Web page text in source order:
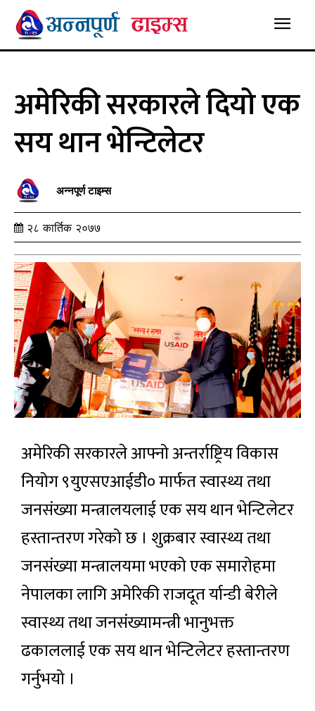
अमेरिकी सरकारले दियो एक
सय थान भेन्टिलेटर
अन्नपूर्ण टाइम्स
२८ कार्तिक २०७७
अमेरिकी सरकारले आफ्नो अन्तर्राष्ट्रिय विकास
नियोग ९युएसएआईडी० मार्फत स्वास्थ्य तथा
जनसंख्या मन्त्रालयलाई एक सय थान भेन्टिलेटर
हस्तान्तरण गरेको छ । शुक्रबार स्वास्थ्य तथा
जनसंख्या मन्त्रालयमा भएको एक समारोहमा
नेपालका लागि अमेरिकी राजदूत र्यान्डी बेरीले
स्वास्थ्य तथा जनसंख्यामन्त्री भानुभक्त
ढकाललाई एक सय थान भेन्टिलेटर हस्तान्तरण
गर्नुभयो ।